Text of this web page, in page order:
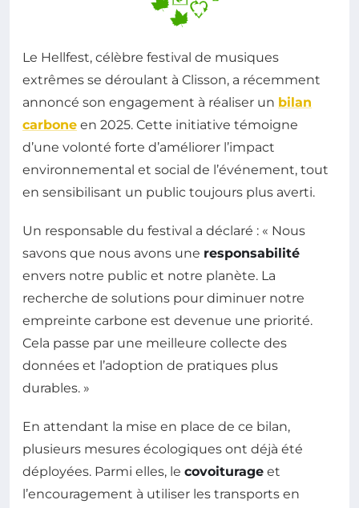
Le Hellfest, célèbre festival de musiques
extrêmes se déroulant à Clisson, a récemment
annoncé son engagement à réaliser un bilan
carbone en 2025. Cette initiative témoigne
d’une volonté forte d’améliorer l’impact
environnemental et social de l’événement, tout
en sensibilisant un public toujours plus averti.
Un responsable du festival a déclaré : « Nous
savons que nous avons une responsabilité
envers notre public et notre planète. La
recherche de solutions pour diminuer notre
empreinte carbone est devenue une priorité.
Cela passe par une meilleure collecte des
données et l’adoption de pratiques plus
durables. »
En attendant la mise en place de ce bilan,
plusieurs mesures écologiques ont déjà été
déployées. Parmi elles, le covoiturage et
l’encouragement à utiliser les transports en